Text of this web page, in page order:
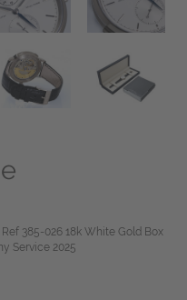
Ref 385-026 18k White Gold Box
Service 2025